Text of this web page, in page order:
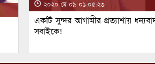
২০২০ মে ০৯ ০১:০৫:২৩
একটি সুন্দর আগামীর প্রত্যাশায়
সবাইকে!